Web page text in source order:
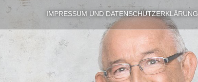
IMPRESSUM UND DATENSCHUTZERKLÄRUNG